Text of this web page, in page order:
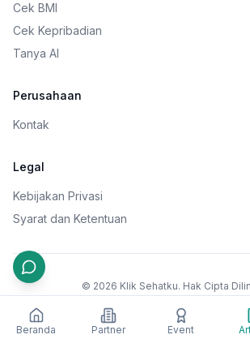
Cek BMI
Cek Kepribadian
Tanya AI
Perusahaan
Kontak
Legal
Kebijakan Privasi
Syarat dan Ketentuan
© 2026 Klik Sehatku. Hak Cipta
Facebook
Twitter
Beranda Partner Event